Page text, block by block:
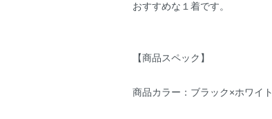
おすすめな１着です。
【商品スペック】
商品カラー：ブラック×ホワイト